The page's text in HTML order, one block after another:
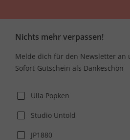
Nichts mehr verpassen!
Melde dich für den Newsletter an
Sofort-Gutschein als Dankeschön
Ulla Popken
Studio Untold
JP1880